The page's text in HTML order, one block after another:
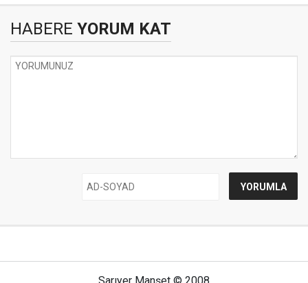
HABERE YORUM KAT
Sarıyer Manşet © 2008